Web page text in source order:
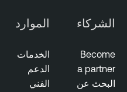
الشركاء
Become
a partner
البحث عن
الموارد
الخدمات
الدعم
الفني